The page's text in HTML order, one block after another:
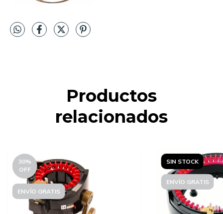
Productos
relacionados
30%
OFF
ENVÍO GRATIS
SIN STOCK
ENVÍO GRATIS